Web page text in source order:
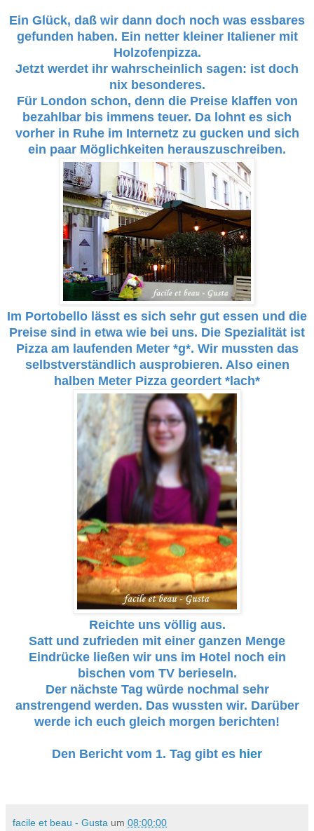
Ein Glück, daß wir dann doch noch was essbares
gefunden haben. Ein netter kleiner Italiener mit
Holzofenpizza.
Jetzt werdet ihr wahrscheinlich sagen: ist doch
nix besonderes.
Für London schon, denn die Preise klaffen von
bezahlbar bis immens teuer. Da lohnt es sich
vorher in Ruhe im Internetz zu gucken und sich
ein paar Möglichkeiten herauszuschreiben.
Im Portobello lässt es sich sehr gut essen und die
Preise sind in etwa wie bei uns. Die Spezialität ist
Pizza am laufenden Meter *g*. Wir mussten das
selbstverständlich ausprobieren. Also einen
halben Meter Pizza geordert *lach*
Reichte uns völlig aus.
Satt und zufrieden mit einer ganzen Menge
Eindrücke ließen wir uns im Hotel noch ein
bischen vom TV berieseln.
Der nächste Tag würde nochmal sehr
anstrengend werden. Das wussten wir. Darüber
werde ich euch gleich morgen berichten!
Den Bericht vom 1. Tag gibt es hier
facile et beau - Gusta um 08:00:00